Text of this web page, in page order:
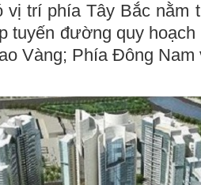
vị trí phía Tây Bắc nằm
tuyến đường quy hoạch
Vàng; Phía Đông